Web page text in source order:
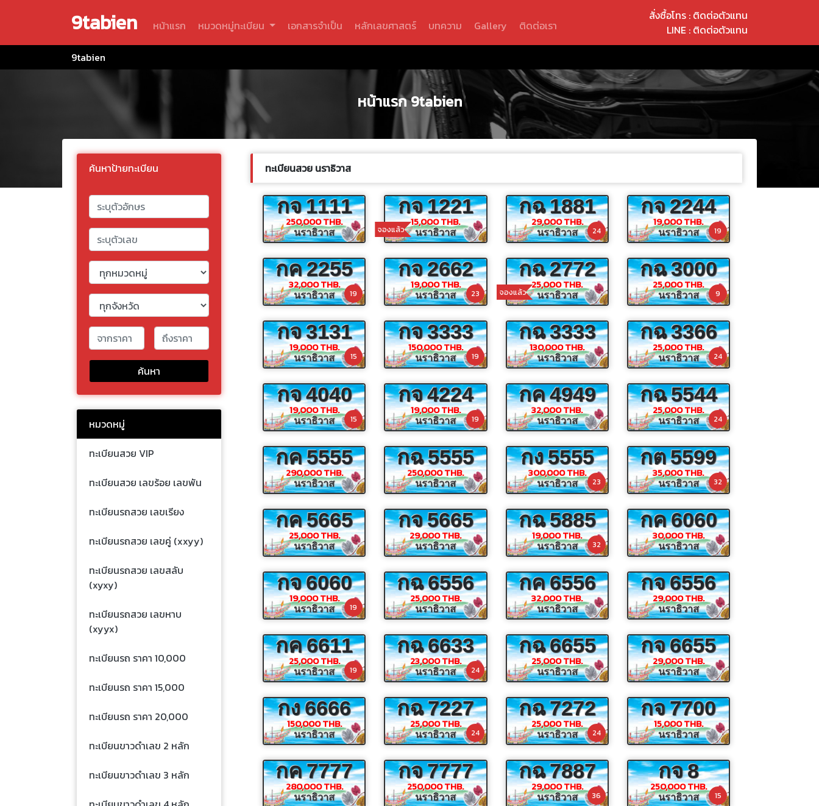
9tabien หน้าแรก หมวดหมู่ทะเบียน เอกสารจำเป็น หลักเลขศาสตร์ บทความ Gallery ติดต่อเรา
สั่งซื้อโทร : ติดต่อตัวแทน
LINE : ติดต่อตัวแทน
9tabien
หน้าแรก 9tabien
ค้นหาป้ายทะเบียน
ค้นหา
หมวดหมู่
ทะเบียนสวย VIP
ทะเบียนสวย เลขร้อย เลขพัน
ทะเบียนรถสวย เลขเรียง
ทะเบียนรถสวย เลขคู่ (xxyy)
ทะเบียนรถสวย เลขสลับ
(xyxy)
ทะเบียนรถสวย เลขหาบ
(xyyx)
ทะเบียนรถ ราคา 10,000
ทะเบียนรถ ราคา 15,000
ทะเบียนรถ ราคา 20,000
ทะเบียนขาวดำเลข 2 หลัก
ทะเบียนขาวดำเลข 3 หลัก
ทะเบียนสวย นราธิวาส
กจ1111
250,000 THB.
นราธิวาส จองแล้ว
กจ1221
15,000 THB.
นราธิวาส
กฉ1881
29,000 THB.
นราธิวาส 24
กจ2244
19,000 THB.
นราธิวาส 19
กค2255
32,000 THB.
นราธิวาส 19
กจ2662
19,000 THB.
นราธิวาส 23 จองแล้ว
กฉ2772
25,000 THB.
นราธิวาส
กฉ3000
25,000 THB.
นราธิวาส 9
กจ3131
19,000 THB.
นราธิวาส 15
กจ3333
150,000 THB.
นราธิวาส 19
กฉ3333
130,000 THB.
นราธิวาส
กฉ3366
25,000 THB.
นราธิวาส 24
กจ4040
19,000 THB.
นราธิวาส 15
กจ4224
19,000 THB.
นราธิวาส 19
กค4949
32,000 THB.
นราธิวาส
กฉ5544
25,000 THB.
นราธิวาส 24
กค5555
290,000 THB.
นราธิวาส
กฉ5555
250,000 THB.
นราธิวาส
กง5555
300,000 THB.
นราธิวาส 23
กต5599
35,000 THB.
นราธิวาส 32
กค5665
25,000 THB.
นราธิวาส
กจ5665
29,000 THB.
นราธิวาส
กฉ5885
19,000 THB.
นราธิวาส 32
กค6060
30,000 THB.
นราธิวาส
กจ6060
19,000 THB.
นราธิวาส 19
กฉ6556
25,000 THB.
นราธิวาส
กค6556
32,000 THB.
นราธิวาส
กจ6556
29,000 THB.
นราธิวาส
กค6611
25,000 THB.
นราธิวาส 19
กฉ6633
23,000 THB.
นราธิวาส 24
กฉ6655
25,000 THB.
นราธิวาส
กจ6655
29,000 THB.
นราธิวาส
กง6666
150,000 THB.
นราธิวาส
กฉ7227
25,000 THB.
นราธิวาส 24
กฉ7272
25,000 THB.
นราธิวาส 24
กจ7700
15,000 THB.
นราธิวาส
กค7777
280,000 THB.
นราธิวาส
กจ7777
250,000 THB.
นราธิวาส
กฉ7887
29,000 THB.
นราธิวาส 36
กจ8
250,000 THB.
นราธิวาส 15